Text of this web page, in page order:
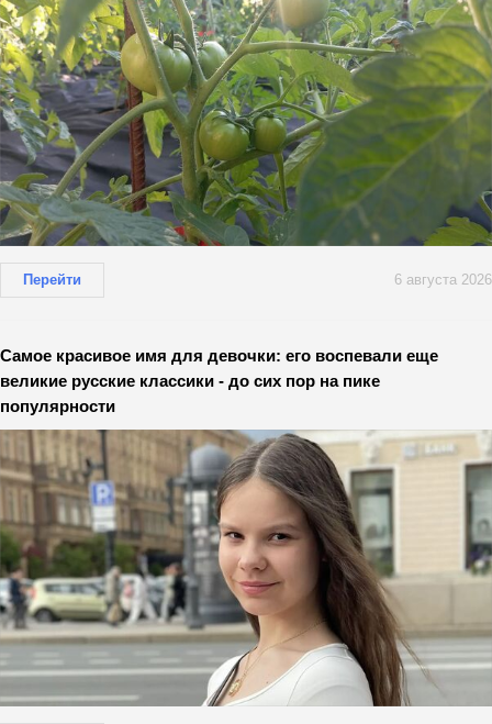
Перейти 6 августа 2026
Самое красивое имя для девочки: его воспевали еще
великие русские классики - до сих пор на пике
популярности